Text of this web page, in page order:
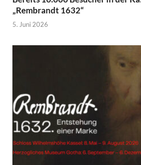
„Rembrandt 1632“
5. Juni 2026